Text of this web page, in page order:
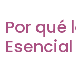
Por qué